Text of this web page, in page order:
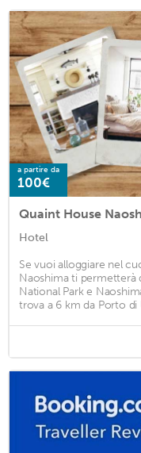
a partire da
100€
Quaint House
Hotel
Se vuoi alloggiare nel
Naoshima ti permetterà
National Park e
trova a 6 km da Porto di